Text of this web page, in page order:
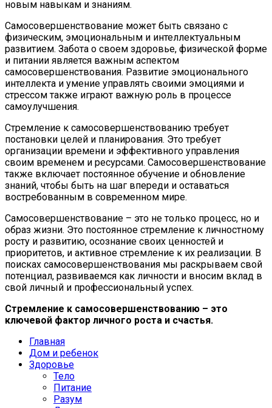
новым навыкам и знаниям.
Самосовершенствование может быть связано с
физическим, эмоциональным и интеллектуальным
развитием. Забота о своем здоровье, физической форме
и питании является важным аспектом
самосовершенствования. Развитие эмоционального
интеллекта и умение управлять своими эмоциями и
стрессом также играют важную роль в процессе
самоулучшения.
Стремление к самосовершенствованию требует
постановки целей и планирования. Это требует
организации времени и эффективного управления
своим временем и ресурсами. Самосовершенствование
также включает постоянное обучение и обновление
знаний, чтобы быть на шаг впереди и оставаться
востребованным в современном мире.
Самосовершенствование – это не только процесс, но и
образ жизни. Это постоянное стремление к личностному
росту и развитию, осознание своих ценностей и
приоритетов, и активное стремление к их реализации. В
поисках самосовершенствования мы раскрываем свой
потенциал, развиваемся как личности и вносим вклад в
свой личный и профессиональный успех.
Стремление к самосовершенствованию – это
ключевой фактор личного роста и счастья.
Главная
Дом и ребенок
Здоровье
Тело
Питание
Разум